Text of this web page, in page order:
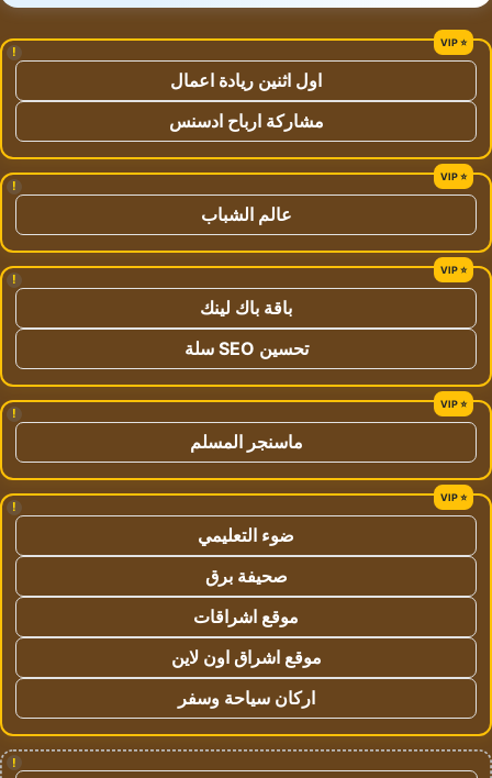
!
اول اثنين ريادة اعمال
مشاركة ارباح ادسنس
!
عالم الشباب
!
باقة باك لينك
تحسين SEO سلة
!
ماسنجر المسلم
!
ضوء التعليمي
صحيفة برق
موقع اشراقات
موقع اشراق اون لاين
اركان سياحة وسفر
!